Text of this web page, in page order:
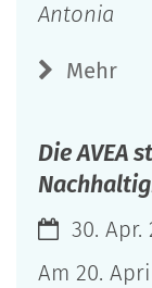
Antonia
Mehr
Die AVEA
30. Apr.
Am 20.